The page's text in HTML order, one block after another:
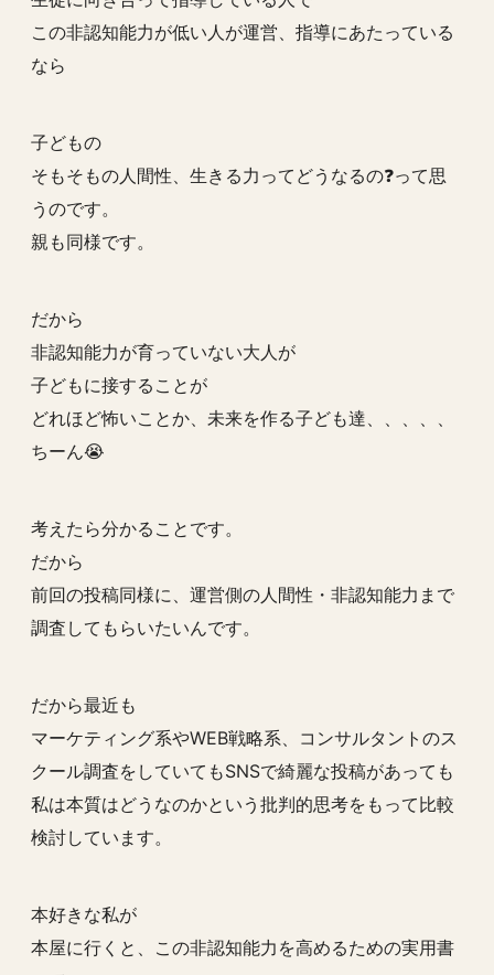
この非認知能力が低い人が運営、指導にあたっている
なら
子どもの
そもそもの人間性、生きる力ってどうなるの❓って思
うのです。
親も同様です。
だから
非認知能力が育っていない大人が
子どもに接することが
どれほど怖いことか、未来を作る子ども達、、、、、
ちーん😭
考えたら分かることです。
だから
前回の投稿同様に、運営側の人間性・非認知能力まで
調査してもらいたいんです。
だから最近も
マーケティング系やWEB戦略系、コンサルタントのス
クール調査をしていてもSNSで綺麗な投稿があっても
私は本質はどうなのかという批判的思考をもって比較
検討しています。
本好きな私が
本屋に行くと、この非認知能力を高めるための実用書